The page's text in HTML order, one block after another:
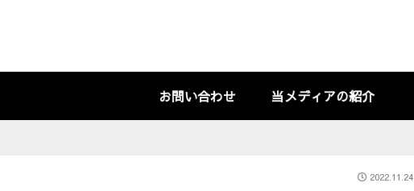
お問い合わせ 当メディアの紹介
2022.11.24